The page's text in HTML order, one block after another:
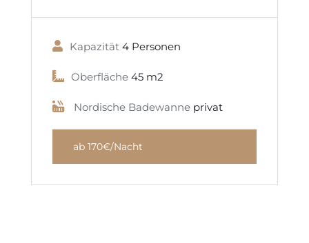
Kapazität 4 Personen
Oberfläche 45 m2
Nordische Badewanne privat
ab 170€/Nacht